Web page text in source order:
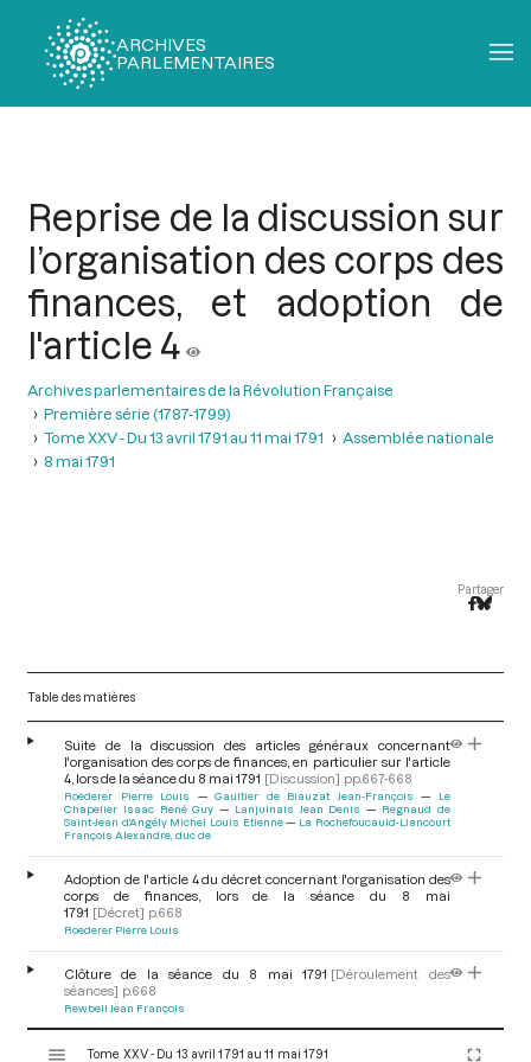
ARCHIVES
PARLEMENTAIRES
Reprise de la discussion sur
l’organisation des corps des
finances, et adoption de
l'article 4
Archives parlementaires de la Révolution Française
Première série (1787-1799)
Tome XXV - Du 13 avril 1791 au 11 mai 1791
Assemblée nationale
8 mai 1791
Partager
Table des matières
Suite de la discussion des articles généraux concernant
l'organisation des corps de finances, en particulier sur l'article
4, lors de la séance du 8 mai 1791 [Discussion] pp.667-668
Roederer Pierre Louis Gaultier de Biauzat Jean-François
Le
Chapelier Isaac René Guy
Lanjuinais Jean Denis
Regnaud de
Saint-Jean d'Angély Michel Louis Etienne
La Rochefoucauld-Liancourt
François Alexandre, duc de
Adoption de l'article 4 du décret concernant l'organisation des
corps de finances, lors de la séance du 8 mai
1791 [Décret] p.668
Roederer Pierre Louis
Clôture de la séance du 8 mai 1791 [Déroulement des
séances] p.668
Rewbell Jean François
Tome XXV - Du 13 avril 1791 au 11 mai 1791